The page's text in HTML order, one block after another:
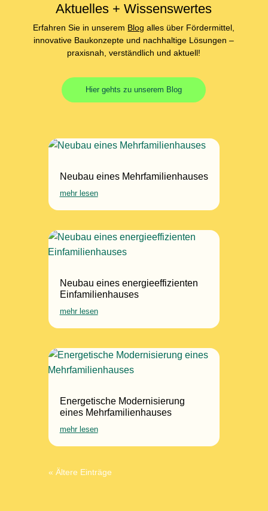
Aktuelles + Wissenswertes
Erfahren Sie in unserem Blog alles über Fördermittel,
innovative Baukonzepte und nachhaltige Lösungen –
praxisnah, verständlich und aktuell!
Hier gehts zu unserem Blog
Neubau eines Mehrfamilienhauses
mehr lesen
Neubau eines energieeffizienten
Einfamilienhauses
mehr lesen
Energetische Modernisierung
eines Mehrfamilienhauses
mehr lesen
« Ältere Einträge